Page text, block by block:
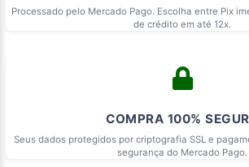
Processado pelo Mercado Pago. Escolha entre Pix
de crédito em até 12x.
COMPRA 100%
Seus dados protegidos por criptografia SSL e
segurança do Mercado Pago.